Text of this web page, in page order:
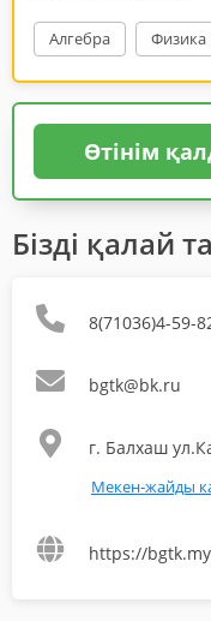
Алгебра Физика
Өтінім
Бізді қалай
8(71036)4-59-
bgtk@bk.ru
г. Балхаш
Мекен-жайды
https://